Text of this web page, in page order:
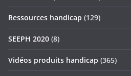
Ressources handicap (129)
SEEPH 2020 (8)
Vidéos produits handicap (365)